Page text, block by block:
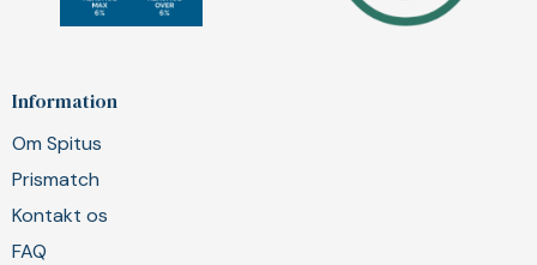
Information
Om Spitus
Prismatch
Kontakt os
FAQ